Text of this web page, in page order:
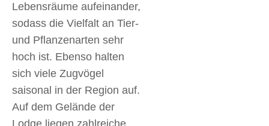
Lebensräume aufeinander,
sodass die Vielfalt an Tier-
und Pflanzenarten sehr
hoch ist. Ebenso halten
sich viele Zugvögel
saisonal in der Region auf.
Auf dem Gelände der
Lodge liegen zahlreiche